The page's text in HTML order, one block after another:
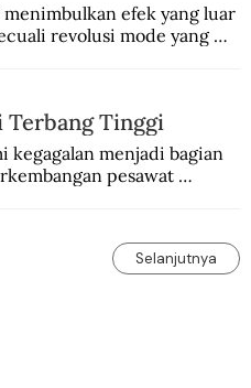
efek yang luar
revolusi mode yang
Terbang Tinggi
kegagalan menjadi bagian
pesawat
Selanjutnya